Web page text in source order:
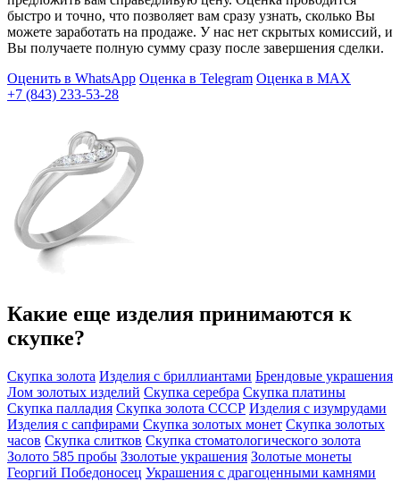
быстро и точно, что позволяет вам сразу узнать, сколько Вы
можете заработать на продаже. У нас нет скрытых комиссий, и
Вы получаете полную сумму сразу после завершения сделки.
Оценить в WhatsApp Оценка в Telegram Оценка в MAX
+7 (843) 233-53-28
Какие еще изделия принимаются к
скупке?
Скупка золота Изделия с бриллиантами Брендовые украшения
Лом золотых изделий Скупка серебра Скупка платины
Скупка палладия Скупка золота СССР Изделия с изумрудами
Изделия с сапфирами Скупка золотых монет Скупка золотых
часов Скупка слитков Скупка стоматологического золота
Золото 585 пробы Ззолотые украшения Золотые монеты
Георгий Победоносец Украшения с драгоценными камнями